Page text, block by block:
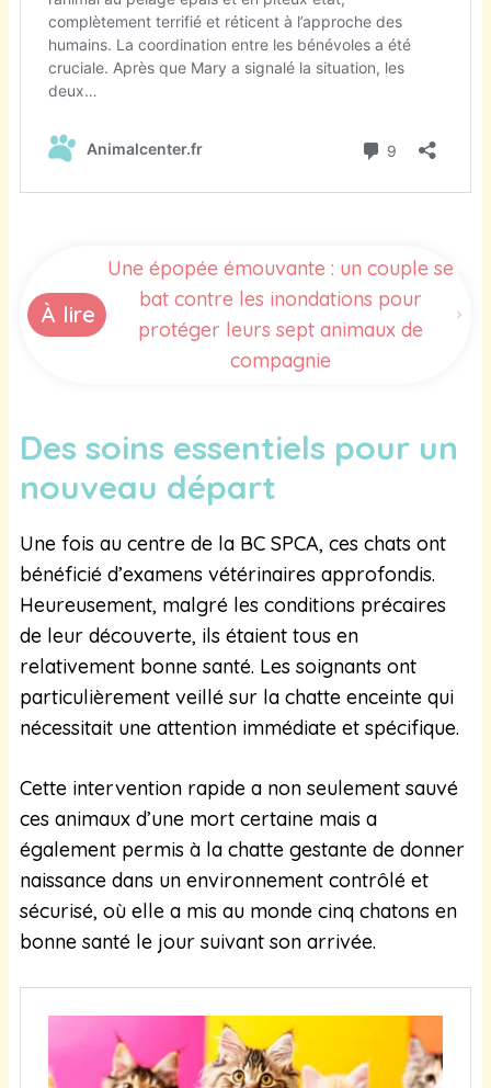
À lire
Une épopée émouvante : un couple se
bat contre les inondations pour
protéger leurs sept animaux de
compagnie
Des soins essentiels pour un
nouveau départ
Une fois au centre de la BC SPCA, ces chats ont
bénéficié d’examens vétérinaires approfondis.
Heureusement, malgré les conditions précaires
de leur découverte, ils étaient tous en
relativement bonne santé. Les soignants ont
particulièrement veillé sur la chatte enceinte qui
nécessitait une attention immédiate et spécifique.
Cette intervention rapide a non seulement sauvé
ces animaux d’une mort certaine mais a
également permis à la chatte gestante de donner
naissance dans un environnement contrôlé et
sécurisé, où elle a mis au monde cinq chatons en
bonne santé le jour suivant son arrivée.